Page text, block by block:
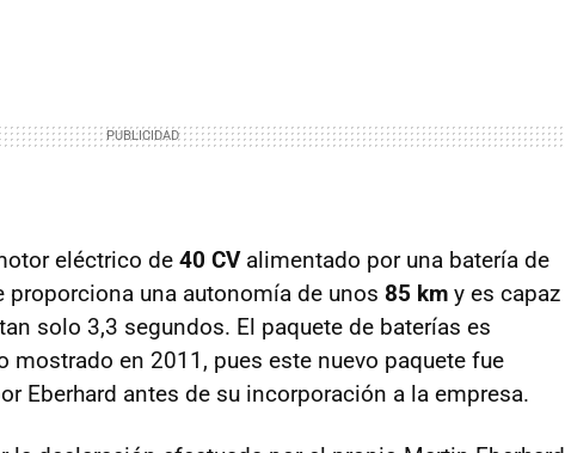
eléctrico de 40 CValimentado por una batería de
proporciona una autonomía de unos 85 km y es capaz
solo 3,3 segundos. El paquete de baterías es
mostrado en 2011, pues este nuevo paquete fue
Eberhard antes de su incorporación a la empresa.